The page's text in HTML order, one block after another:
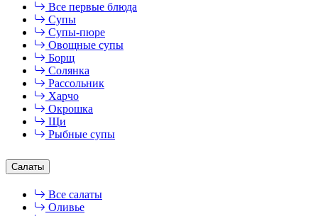
Все первые блюда
Супы
Супы-пюре
Овощные супы
Борщ
Солянка
Рассольник
Харчо
Окрошка
Щи
Рыбные супы
Салаты
Все салаты
Оливье